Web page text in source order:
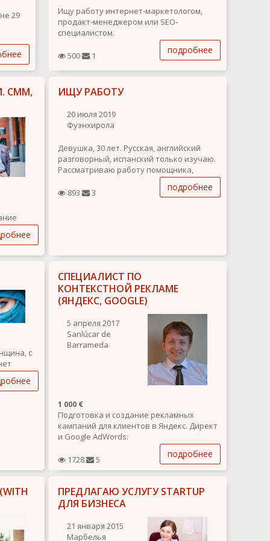
29
4–6
Ищу работу интернет-маркетологом,
продакт-менеджером или SEO-
специалистом.
Опыт работы 10+ лет в данной сфере.
бары, рестораны, спортивные
мероприятия, строительная экспертиза,
доставка цветов, интернет-магазин
500 1 подробнее
СММ,
на
ИЩУ РАБОТУ
20 июля 2019
Фуэнхирола
Девушка, 30 лет. Русская, английский
разговорный, испанский только изучаю.
Рассматриваю работу помощника,
администратора, секретаря. Имеется
опыт работы с недвижимостью.
893 3 подробнее
с
доме
СПЕЦИАЛИСТ ПО
КОНТЕКСТНОЙ РЕКЛАМЕ
(ЯНДЕКС, GOOGLE)
5 апреля 2017
Sanlúcar de
Barrameda
1 000 €
Подготовка и создание рекламных
кампаний для клиентов в Яндекс. Директ
и Google AdWords:
- Анализ рынка, изучение бизнеса
клиента, планирование;
- Подготовка, согласование и сбор
семантического ядра для рекламной
кампании;
- Написание эффективных...
1728 5 подробнее
ПРЕДЛАГАЮ УСЛУГУ STARTUP
ДЛЯ БИЗНЕСА
21 января 2015
Марбелья